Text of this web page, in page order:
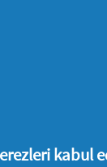
diğer
kabul